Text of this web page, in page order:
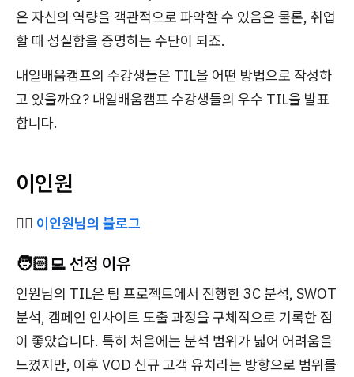
은 자신의 역량을 객관적으로 파악할 수 있음은 물론, 취업
할 때 성실함을 증명하는 수단이 되죠.
내일배움캠프의 수강생들은 TIL을 어떤 방법으로 작성하
고 있을까요? 내일배움캠프 수강생들의 우수 TIL을 발표
합니다.
이인원
✍🏻 이인원님의 블로그
🧑🏻‍💻 선정 이유
인원님의 TIL은 팀 프로젝트에서 진행한 3C 분석, SWOT
분석, 캠페인 인사이트 도출 과정을 구체적으로 기록한 점
이 좋았습니다. 특히 처음에는 분석 범위가 넓어 어려움을
느꼈지만, 이후 VOD 신규 고객 유치라는 방향으로 범위를